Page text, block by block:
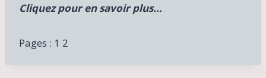
Cliquez pour en savoir plus…
Pages : 1 2